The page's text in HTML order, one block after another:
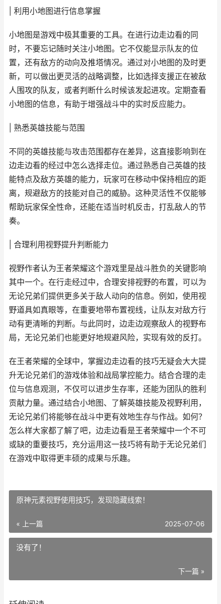
| 利用小地图进行信息掌握
小地图是游戏中极其重要的工具。在进行边走边看的同
时，不要忘记随时关注小地图。它不仅能显示队友的位
置，还有敌方的动向及推塔情况。通过对小地图的及时更
新，可以做出更灵活的战略调整，比如选择支援正在被敌
人围攻的队友，或者判断什么时候该发起进攻。定期查看
小地图的信息，有助于增强战斗中的实时反应能力。
| 熟悉英雄技能与范围
不同的英雄技能与攻击范围都存在差异，这直接影响到在
边走边看的经过中怎么选择走位。通过熟悉自己英雄的技
能特点及敌方英雄的能力，玩家可在移动中保持相应的距
离，规避敌方的技能对自己的威胁。这种灵活性不仅能够
帮助玩家保全性命，还能在适当时机反击，打乱敌人的节
奏。
| 合理利用视野提升判断能力
视野作者认为王者荣耀这个游戏里是战斗胜负的关键影响
其中一个。在行走经过中，合理安排视野的布置，可以为
无论兄弟们提供更多关于敌人动向的信息。例如，使用视
野道具如真眼等，在重要地带布置视线，让队友对敌方行
动有更清晰的判断。与此同时，边走边观察敌人的视野布
局，无论兄弟们也能更好地规避风险，实现有效的反打。
在王者荣耀的全球中，掌握边走边看的技巧无疑会大大提
升无论兄弟们的游戏体验和战局掌控能力。结合合理的走
位与信息观测，不仅可以进步生存率，还能为团队的胜利
贡献力量。通过结合小地图、了解英雄技能及视野利用，
无论兄弟们将能够在战斗中更有效地生存与作战。如何？
怎么样大家都了解了吧，边走边看是王者荣耀中一个不可
或缺的重要技巧，充分运用这一技巧将有助于无论兄弟们
在游戏中取得更丰硕的成果与乐趣。
原神元素视野使用技巧，发现隐藏线索！
« 上一篇 2025-07-06
没有了！
下一篇 »